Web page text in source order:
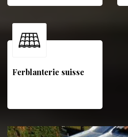
Ferblanterie suisse